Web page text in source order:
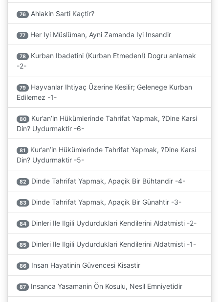
76 Ahlakin Sarti Kaçtir?
77 Her Iyi Müslüman, Ayni Zamanda Iyi Insandir
78
Kurban Ibadetini (Kurban Etmeden!) Dogru anlamak
-2-
79
Hayvanlar Ihtiyaç Üzerine Kesilir; Gelenege Kurban
Edilemez -1-
80
Kur’an’in Hükümlerinde Tahrifat Yapmak, ?Dine Karsi
Din? Uydurmaktir -6-
81
Kur’an’in Hükümlerinde Tahrifat Yapmak, ?Dine Karsi
Din? Uydurmaktir -5-
82 Dinde Tahrifat Yapmak, Apaçik Bir Bühtandir -4-
83 Dinde Tahrifat Yapmak, Apaçik Bir Günahtir -3-
84 Dinleri Ile Ilgili Uydurduklari Kendilerini Aldatmisti -2-
85 Dinleri Ile Ilgili Uydurduklari Kendilerini Aldatmisti -1-
86 Insan Hayatinin Güvencesi Kisastir
87 Insanca Yasamanin Ön Kosulu, Nesil Emniyetidir